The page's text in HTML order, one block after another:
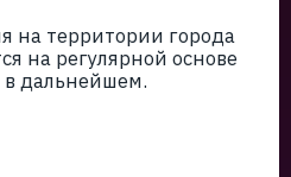
на территории города
на регулярной основе
в дальнейшем.